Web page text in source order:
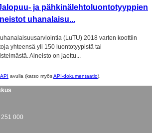
ja pähkinälehtoluontotyyppien
uhanalaisu...
(LuTU) 2018 varten koottiin
yhteensä yli 150 luontotyypistä tai
Aineisto on jaettu...
API avulla (katso myösAPI-dokumentaatio).
000